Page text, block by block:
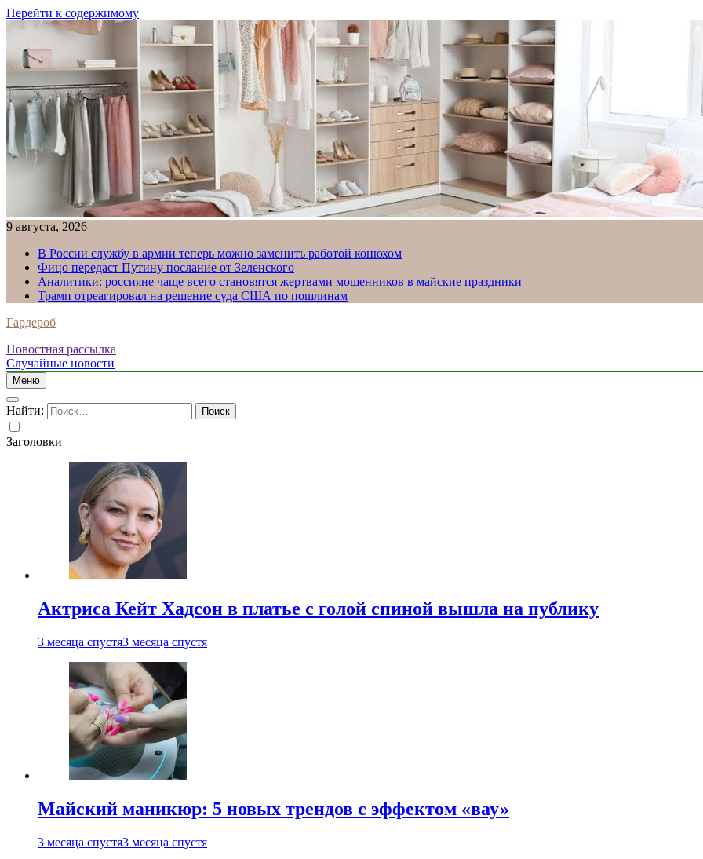
Перейти к содержимому
9 августа, 2026
В России службу в армии теперь можно заменить работой конюхом
Фицо передаст Путину послание от Зеленского
Аналитики: россияне чаще всего становятся жертвами мошенников в майские праздники
Трамп отреагировал на решение суда США по пошлинам
Гардероб
Новостная рассылка
Случайные новости
Меню
Найти:
Заголовки
Актриса Кейт Хадсон в платье с голой спиной вышла на публику
3 месяца спустя3 месяца спустя
Майский маникюр: 5 новых трендов с эффектом «вау»
3 месяца спустя3 месяца спустя